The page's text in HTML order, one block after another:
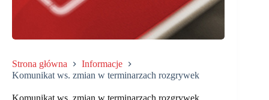
Strona główna
Informacje
Komunikat ws. zmian w terminarzach rozgrywek
Komunikat ws. zmian w terminarzach rozgrywek